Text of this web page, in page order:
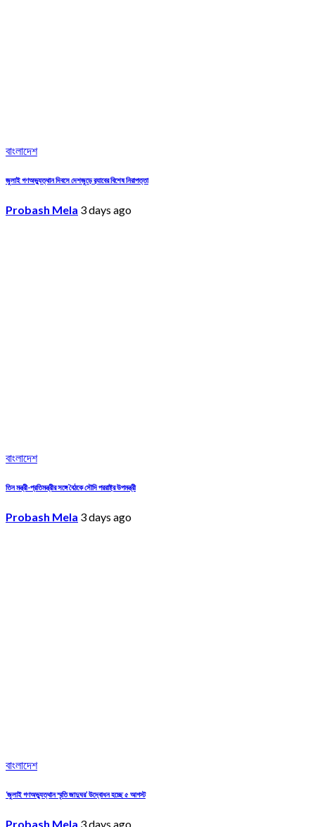
বাংলাদেশ
জুলাই গণঅভ্যুত্থান দিবসে দেশজুড়ে র‌্যাবের বিশেষ নিরাপত্তা
Probash Mela 3 days ago
বাংলাদেশ
তিন মন্ত্রী-প্রতিমন্ত্রীর সঙ্গে বৈঠকে সৌদি পররাষ্ট্র উপমন্ত্রী
Probash Mela 3 days ago
বাংলাদেশ
‘জুলাই গণঅভ্যুত্থান স্মৃতি জাদুঘর’ উদ্বোধন হচ্ছে ৫ আগস্ট
Probash Mela 3 days ago